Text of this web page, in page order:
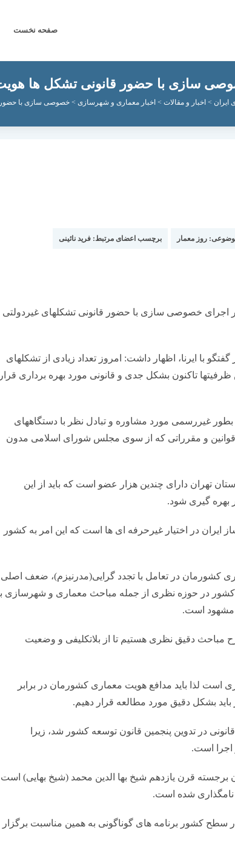
صفحه نخست
سازی با حضور قانونی تشکل ها
ایران > اخبار و مقالات > اخبار معماری و شهرسازی > خصوصی سازی با حضور
روز معمار برچسب اعضای مرتبط:فرید نائینی
خصوصی سازی با حضور قانونی تشکلهای غیردولتی
با ایرنا، اظهار داشت: امروز تعداد زیادی از تشکلهای
تاکنون بشکل جدی و قانونی مورد بهره برداری قرار
غیررسمی مورد مشاوره و تبادل نظر با دستگاههای
قوانین و مقرراتی که از سوی مجلس شورای اسلامی مدون
تهران دارای چندین هزار عضو است که باید از این
بهره گیری شود.
در اختیار غیرحرفه ای ها است که این امر به کشور
کشورمان در تعامل با تجدد گرایی(مدرنیزم)، ضعف اصلی
در حوزه نظری از جمله مباحث معماری و شهرسازی
مشهود است.
مباحث دقیق نظری هستیم تا از بلاتکلیفی و وضعیت
است لذا باید مدافع هویت معماری کشورمان در برابر
باید بشکل دقیق مورد مطالعه قرار دهیم.
در تدوین پنجمین قانون توسعه کشور شد، زیرا
اجرا است.
برجسته قرن یازدهم شیخ بها الدین محمد (شیخ بهایی) است
نامگذاری شده است.
سطح کشور برنامه های گوناگونی به همین مناسبت برگزار